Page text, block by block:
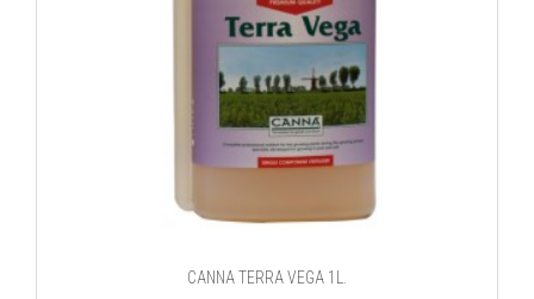
CANNA TERRA VEGA 1L.